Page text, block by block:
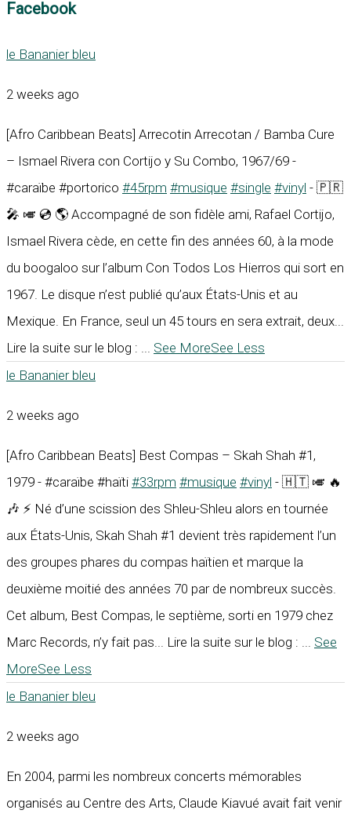
Facebook
le Bananier bleu
2 weeks ago
[Afro Caribbean Beats] Arrecotin Arrecotan / Bamba Cure
– Ismael Rivera con Cortijo y Su Combo, 1967/69 -
#caraïbe #portorico #45rpm #musique #single #vinyl - 🇵🇷
🎤 🎺 💿 🌎 Accompagné de son fidèle ami, Rafael Cortijo,
Ismael Rivera cède, en cette fin des années 60, à la mode
du boogaloo sur l’album Con Todos Los Hierros qui sort en
1967. Le disque n’est publié qu’aux États-Unis et au
Mexique. En France, seul un 45 tours en sera extrait, deux...
Lire la suite sur le blog : ... See MoreSee Less
le Bananier bleu
2 weeks ago
[Afro Caribbean Beats] Best Compas – Skah Shah #1,
1979 - #caraïbe #haïti #33rpm #musique #vinyl - 🇭🇹 🎺 🔥
🎶 ⚡ Né d’une scission des Shleu-Shleu alors en tournée
aux États-Unis, Skah Shah #1 devient très rapidement l’un
des groupes phares du compas haïtien et marque la
deuxième moitié des années 70 par de nombreux succès.
Cet album, Best Compas, le septième, sorti en 1979 chez
Marc Records, n’y fait pas... Lire la suite sur le blog : ... See
MoreSee Less
le Bananier bleu
2 weeks ago
En 2004, parmi les nombreux concerts mémorables
organisés au Centre des Arts, Claude Kiavué avait fait venir